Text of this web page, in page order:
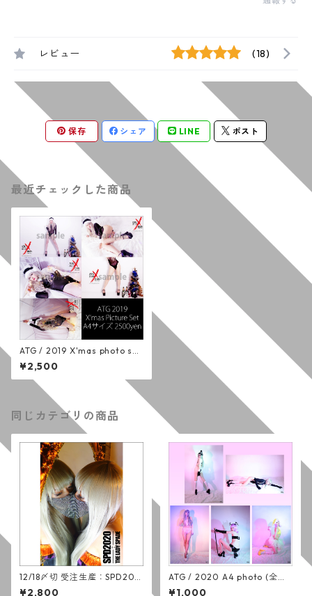
レビュー (18)
保存 シェア LINE ポスト
最近チェックした商品
ATG / 2019 X'mas photo set
(全5種)
¥2,500
同じカテゴリの商品
12/18〆切 受注生産：SPD202
0 THE LADY SPADE photo b
¥2,800
ATG / 2020 A4 photo (全５
種)
¥1,000